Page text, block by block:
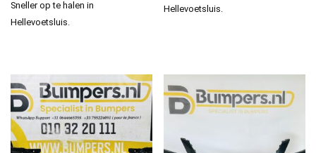
Sneller op te halen in
Hellevoetsluis.
Hellevoetsluis.